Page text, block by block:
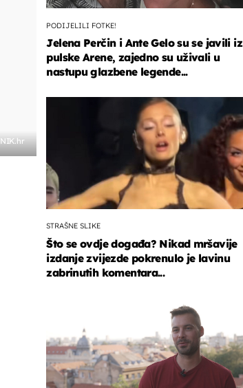
PODIJELILI FOTKE!
Jelena Perčin i Ante Gelo su se javili iz
pulske Arene, zajedno su uživali u
nastupu glazbene legende...
STRAŠNE SLIKE
Što se ovdje događa? Nikad mršavije
izdanje zvijezde pokrenulo je lavinu
zabrinutih komentara...